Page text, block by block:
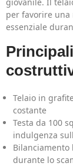
per favorire
essenziale
Telaio in
costante
Testa da 100
indulgenza
durante lo